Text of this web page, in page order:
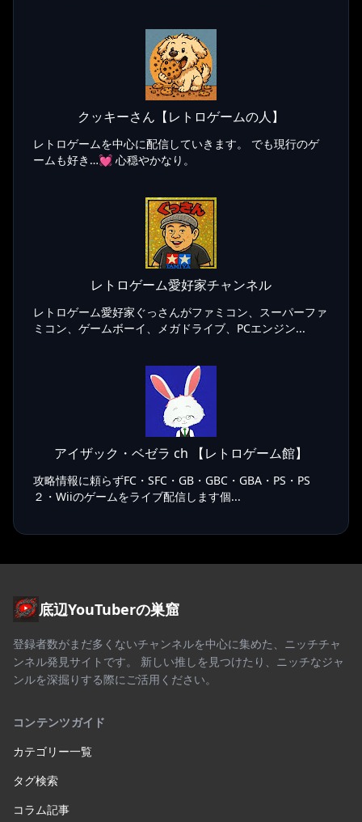
クッキーさん【レトロゲームの人】
レトロゲームを中心に配信していきます。 でも現行のゲ
ームも好き…💓 心穏やかなり。
レトロゲーム愛好家チャンネル
レトロゲーム愛好家ぐっさんがファミコン、スーパーファ
ミコン、ゲームボーイ、メガドライブ、PCエンジン...
アイザック・ベゼラ ch 【レトロゲーム館】
攻略情報に頼らずFC・SFC・GB・GBC・GBA・PS・PS
２・Wiiのゲームをライブ配信します個...
底辺YouTuberの巣窟
登録者数がまだ多くないチャンネルを中心に集めた、ニッチチャ
ンネル発見サイトです。 新しい推しを見つけたり、ニッチなジャ
ンルを深掘りする際にご活用ください。
コンテンツガイド
カテゴリー一覧
タグ検索
コラム記事